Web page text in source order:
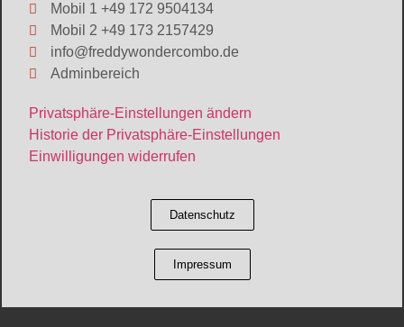
Mobil 1 +49 172 9504134
Mobil 2 +49 173 2157429
info@freddywondercombo.de
Adminbereich
Privatsphäre-Einstellungen ändern
Historie der Privatsphäre-Einstellungen
Einwilligungen widerrufen
Datenschutz
Impressum